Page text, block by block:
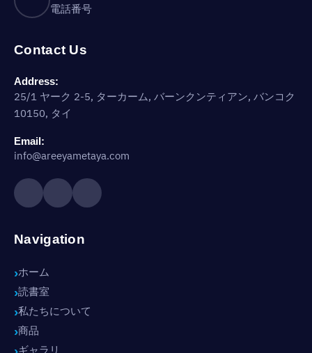
電話番号
Contact Us
Address:
25/1 ヤーク 2-5, ターカーム, バーンクンティアン, バンコク
10150, タイ
Email:
info@areeyametaya.com
Navigation
ホーム
読書室
私たちについて
商品